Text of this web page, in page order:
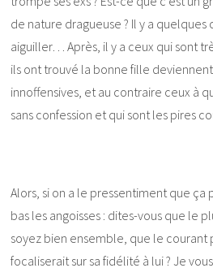
de nature dragueuse ? Il y a
aiguiller… Après, il y a ceux qui sont
ils ont trouvé la bonne fille
innoffensives, et au contraire ceux à
sans confession et qui sont les pires
Alors, si on a le pressentiment que ça
bas les angoisses : dites-vous que le
soyez bien ensemble, que le courant
focaliserait sur sa fidélité à lui ? Je